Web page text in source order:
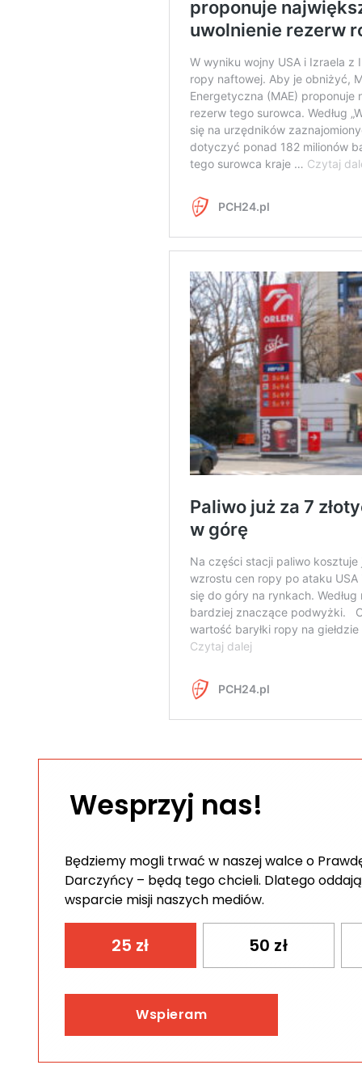
Wesprzyj nas!
Będziemy mogli trwać w naszej walce o
Darczyńcy – będą tego chcieli. Dlatego
wsparcie misji naszych mediów.
25 zł 50 zł
Wspieram